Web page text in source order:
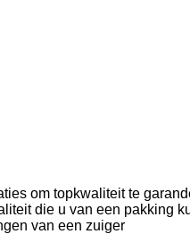
om topkwaliteit te
die u van een pakking
van een zuiger